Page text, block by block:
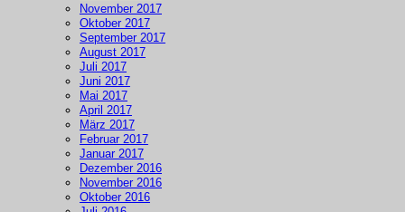
November 2017
Oktober 2017
September 2017
August 2017
Juli 2017
Juni 2017
Mai 2017
April 2017
März 2017
Februar 2017
Januar 2017
Dezember 2016
November 2016
Oktober 2016